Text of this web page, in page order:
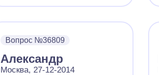
Вопрос №36809
Александр
Москва, 27-12-2014